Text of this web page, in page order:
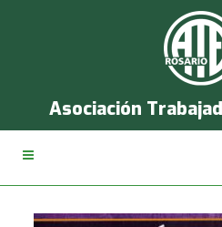
Asociación